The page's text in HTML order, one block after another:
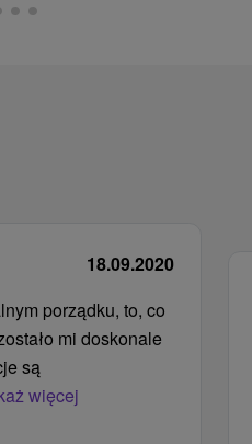
18.09.2020
porządku, to, co
mi doskonale
są
więcej